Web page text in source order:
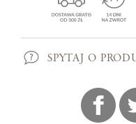
SPYTAJ O